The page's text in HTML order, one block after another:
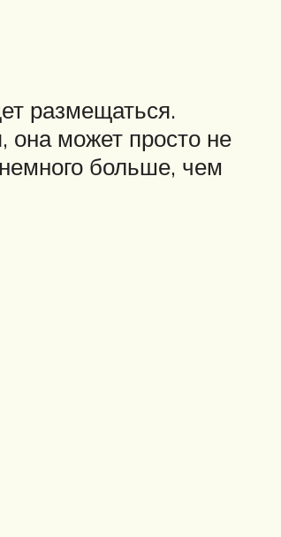
размещаться.
она может просто не
больше, чем